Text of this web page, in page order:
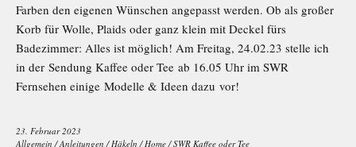
Farben den eigenen Wünschen angepasst werden. Ob als großer
Korb für Wolle, Plaids oder ganz klein mit Deckel fürs
Badezimmer: Alles ist möglich! Am Freitag, 24.02.23 stelle ich
in der Sendung Kaffee oder Tee ab 16.05 Uhr im SWR
Fernsehen einige Modelle & Ideen dazu vor!
23. Februar 2023
Allgemein /Anleitungen / Häkeln / Home /SWR Kaffee oder Tee